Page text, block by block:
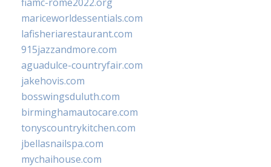
mariceworldessentials.com
lafisheriarestaurant.com
915jazzandmore.com
aguadulce-countryfair.com
jakehovis.com
bosswingsduluth.com
birminghamautocare.com
tonyscountrykitchen.com
jbellasnailspa.com
mychaihouse.com